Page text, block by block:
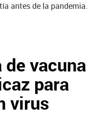
antes de la pandemia.
vacuna
para
virus